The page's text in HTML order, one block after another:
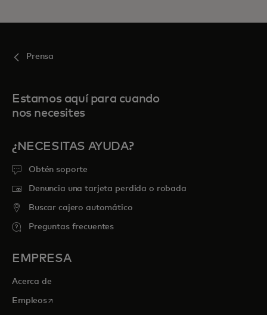
Prensa
Estamos aquí para cuando
nos necesites
¿NECESITAS AYUDA?
Obtén soporte
Denuncia una tarjeta perdida o robada
Buscar cajero automático
Preguntas frecuentes
EMPRESA
Acerca de
Empleosse abre en una pestaña nueva